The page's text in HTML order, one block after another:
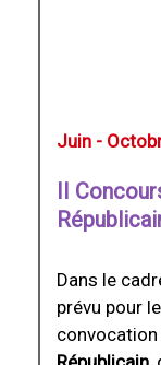
Juin -
II
Dans le
prévu pour
convocation